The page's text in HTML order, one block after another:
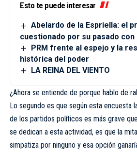
Esto te puede interesar
Abelardo de la Espriella: el
cuestionado por su pasado con
PRM frente al espejo y la
histórica del poder
LA REINA DEL VIENTO
¿Ahora se entiende de porque hablo de
Lo segundo es que según esta encuesta
de los partidos políticos es más grave
se dedican a esta actividad, es que la
simpatiza por ninguno y esa opción